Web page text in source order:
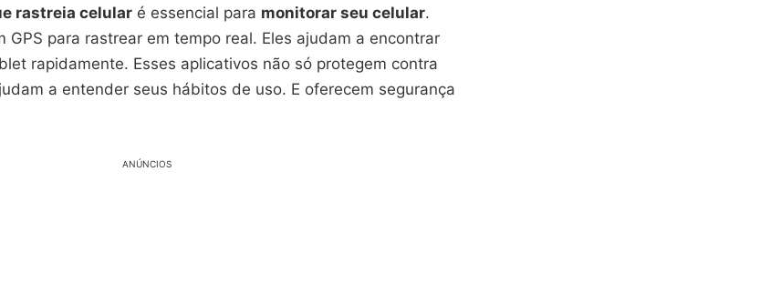
rastreia celular é essencial para monitorar seu celular.
GPS para rastrear em tempo real. Eles ajudam a encontrar
rapidamente. Esses aplicativos não só protegem contra
a entender seus hábitos de uso. E oferecem segurança
ANÚNCIOS